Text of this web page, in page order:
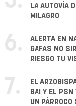
LA AUTOVÍA
MILAGRO
6.
ALERTA EN
GAFAS NO
RIESGO TU
7.
EL
BAI Y EL PSN
UN PÁRROCO